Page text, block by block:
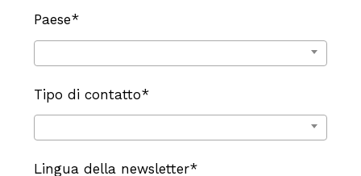
Paese*
Tipo di contatto*
Lingua della newsletter*